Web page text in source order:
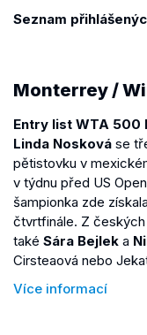
Seznam
Monterrey /
Entry list WTA 500
Linda Nosková se
pětistovku v
v týdnu před US
šampionka zde
čtvrtfinále. Z
také Sára Bejlek a
Cirsteaová nebo
Více informací